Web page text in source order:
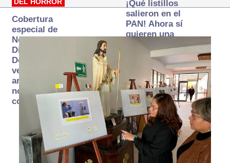
Cobertura
especial de
Norte
Digital:
Donde la
verdad
arde… pero
no se
consume
¡Qué listillos
salieron en el
PAN! Ahora sí
quieren una
Fiscalía
autónoma… y
transexenal